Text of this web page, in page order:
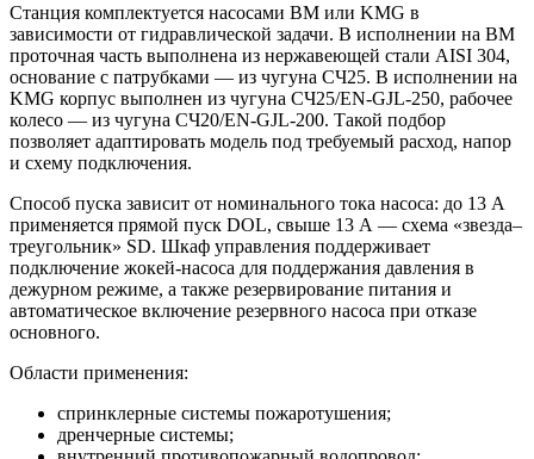
Станция комплектуется насосами BM или KMG в
зависимости от гидравлической задачи. В исполнении на BM
проточная часть выполнена из нержавеющей стали AISI 304,
основание с патрубками — из чугуна СЧ25. В исполнении на
KMG корпус выполнен из чугуна СЧ25/EN-GJL-250, рабочее
колесо — из чугуна СЧ20/EN-GJL-200. Такой подбор
позволяет адаптировать модель под требуемый расход, напор
и схему подключения.
Способ пуска зависит от номинального тока насоса: до 13 А
применяется прямой пуск DOL, свыше 13 А — схема «звезда–
треугольник» SD. Шкаф управления поддерживает
подключение жокей-насоса для поддержания давления в
дежурном режиме, а также резервирование питания и
автоматическое включение резервного насоса при отказе
основного.
Области применения:
спринклерные системы пожаротушения;
дренчерные системы;